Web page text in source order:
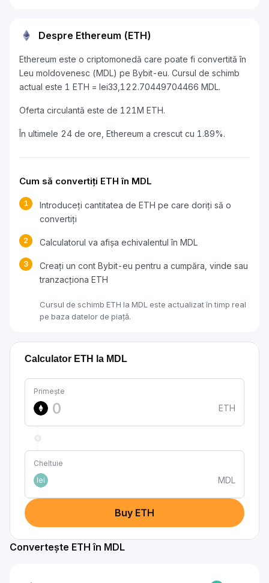
Despre Ethereum (ETH)
Ethereum este o criptomonedă care poate fi convertită în
Leu moldovenesc (MDL) pe Bybit-eu. Cursul de schimb
actual este 1 ETH = lei33,122.70449704466 MDL.
Oferta circulantă este de 121M ETH.
În ultimele 24 de ore, Ethereum a crescut cu 1.89%.
Cum să convertiți ETH în MDL
1
Introduceți cantitatea de ETH pe care doriți să o
convertiți
2 Calculatorul va afișa echivalentul în MDL
3
Creați un cont Bybit-eu pentru a cumpăra, vinde sau
tranzacționa ETH
Cursul de schimb ETH la MDL este actualizat în timp real
pe baza datelor de piață.
Calculator ETH la MDL
Primește
ETH
Cheltuie
lei
MDL
Buy ETH
Convertește ETH în MDL